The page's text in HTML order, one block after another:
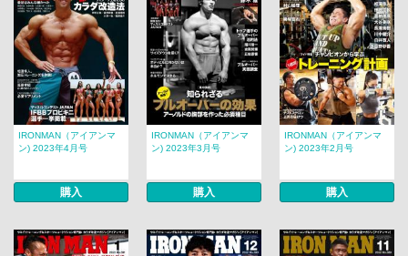
IRONMAN（アイアンマ
ン) 2023年4月号
購入
IRONMAN（アイアンマ
ン) 2023年3月号
購入
IRONMAN（アイアンマ
ン) 2023年2月号
購入